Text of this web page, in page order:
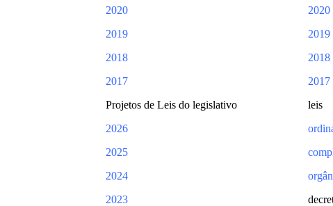
2020
2019
2018
2017
Projetos de Leis do legislativo
2026
2025
2024
2023
2020
2019
2018
2017
leis